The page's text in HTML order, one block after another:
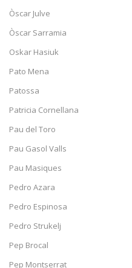
Òscar Julve
Òscar Sarramia
Oskar Hasiuk
Pato Mena
Patossa
Patricia Cornellana
Pau del Toro
Pau Gasol Valls
Pau Masiques
Pedro Azara
Pedro Espinosa
Pedro Strukelj
Pep Brocal
Pep Montserrat